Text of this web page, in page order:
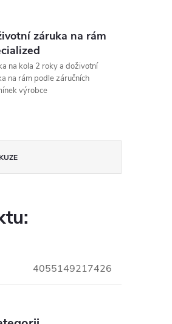
záruka na rám
na kola 2 roky a doživotní
na rám podle záručních
výrobce
4055149217426